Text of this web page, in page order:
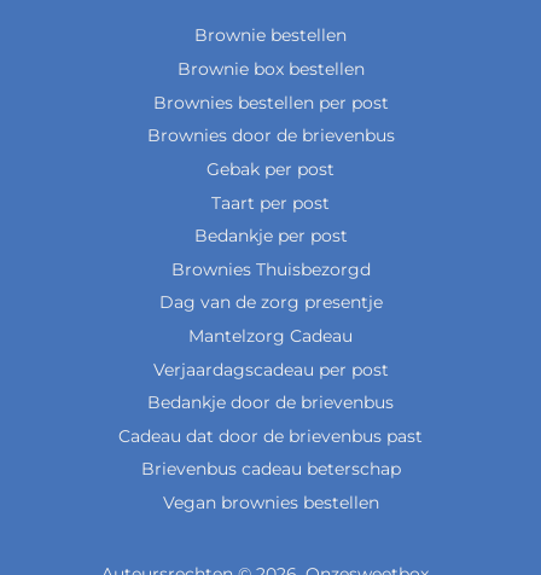
Brownie bestellen
Brownie box bestellen
Brownies bestellen per post
Brownies door de brievenbus
Gebak per post
Taart per post
Bedankje per post
Brownies Thuisbezorgd
Dag van de zorg presentje
Mantelzorg Cadeau
Verjaardagscadeau per post
Bedankje door de brievenbus
Cadeau dat door de brievenbus past
Brievenbus cadeau beterschap
Vegan brownies bestellen